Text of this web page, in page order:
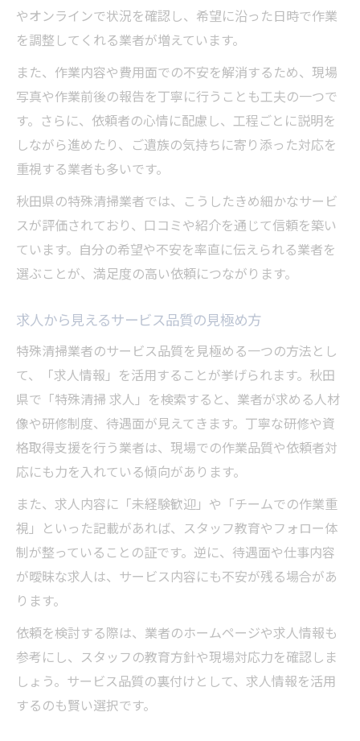
やオンラインで状況を確認し、希望に沿った日時で作業
を調整してくれる業者が増えています。
また、作業内容や費用面での不安を解消するため、現場
写真や作業前後の報告を丁寧に行うことも工夫の一つで
す。さらに、依頼者の心情に配慮し、工程ごとに説明を
しながら進めたり、ご遺族の気持ちに寄り添った対応を
重視する業者も多いです。
秋田県の特殊清掃業者では、こうしたきめ細かなサービ
スが評価されており、口コミや紹介を通じて信頼を築い
ています。自分の希望や不安を率直に伝えられる業者を
選ぶことが、満足度の高い依頼につながります。
求人から見えるサービス品質の見極め方
特殊清掃業者のサービス品質を見極める一つの方法とし
て、「求人情報」を活用することが挙げられます。秋田
県で「特殊清掃 求人」を検索すると、業者が求める人材
像や研修制度、待遇面が見えてきます。丁寧な研修や資
格取得支援を行う業者は、現場での作業品質や依頼者対
応にも力を入れている傾向があります。
また、求人内容に「未経験歓迎」や「チームでの作業重
視」といった記載があれば、スタッフ教育やフォロー体
制が整っていることの証です。逆に、待遇面や仕事内容
が曖昧な求人は、サービス内容にも不安が残る場合があ
ります。
依頼を検討する際は、業者のホームページや求人情報も
参考にし、スタッフの教育方針や現場対応力を確認しま
しょう。サービス品質の裏付けとして、求人情報を活用
するのも賢い選択です。